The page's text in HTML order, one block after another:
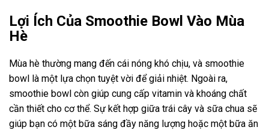
Lợi Ích Của Smoothie Bowl Vào Mùa
Hè
Mùa hè thường mang đến cái nóng khó chịu, và smoothie
bowl là một lựa chọn tuyệt vời để giải nhiệt. Ngoài ra,
smoothie bowl còn giúp cung cấp vitamin và khoáng chất
cần thiết cho cơ thể. Sự kết hợp giữa trái cây và sữa chua sẽ
giúp bạn có một bữa sáng đầy năng lượng hoặc một bữa ăn